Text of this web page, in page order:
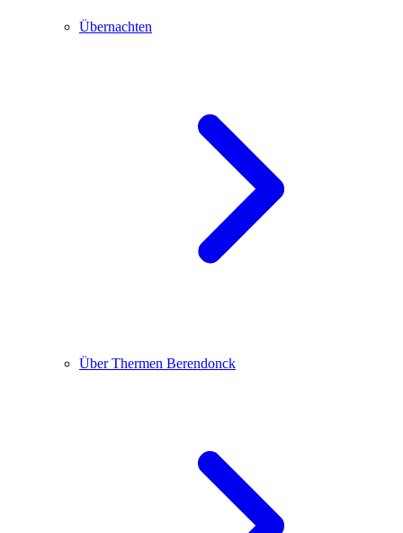
Übernachten
Über Thermen Berendonck